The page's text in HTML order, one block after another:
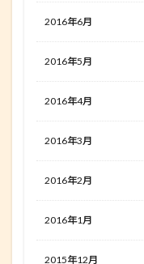
2016年6月
2016年5月
2016年4月
2016年3月
2016年2月
2016年1月
2015年12月